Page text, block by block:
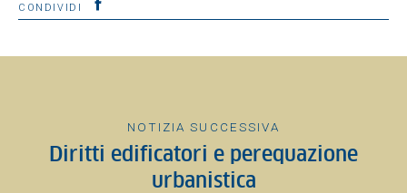
CONDIVIDI
NOTIZIA SUCCESSIVA
Diritti edificatori e perequazione
urbanistica